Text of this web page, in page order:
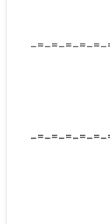
-=-=-=-=-
-=-=-=-=-